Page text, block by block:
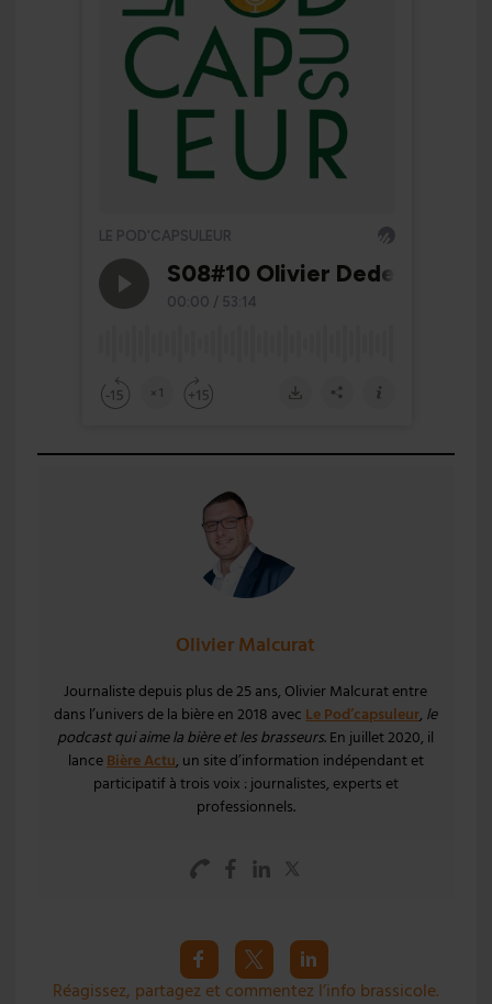
Olivier Malcurat
Journaliste depuis plus de 25 ans, Olivier Malcurat entre
dans l’univers de la bière en 2018 avec Le Pod’capsuleur, le
podcast qui aime la bière et les brasseurs. En juillet 2020, il
lance Bière Actu, un site d’information indépendant et
participatif à trois voix : journalistes, experts et
professionnels.
Réagissez, partagez et commentez l’info brassicole.